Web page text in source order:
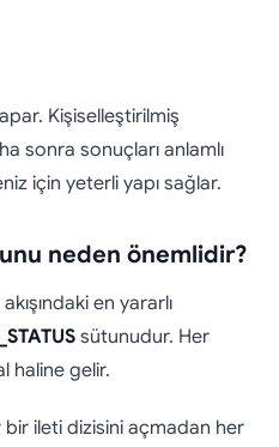
Kişiselleştirilmiş
sonra sonuçları anlamlı
için yeterli yapı sağlar.
neden önemlidir?
en yararlı
sütunudur. Her
haline gelir.
ileti dizisini açmadan her